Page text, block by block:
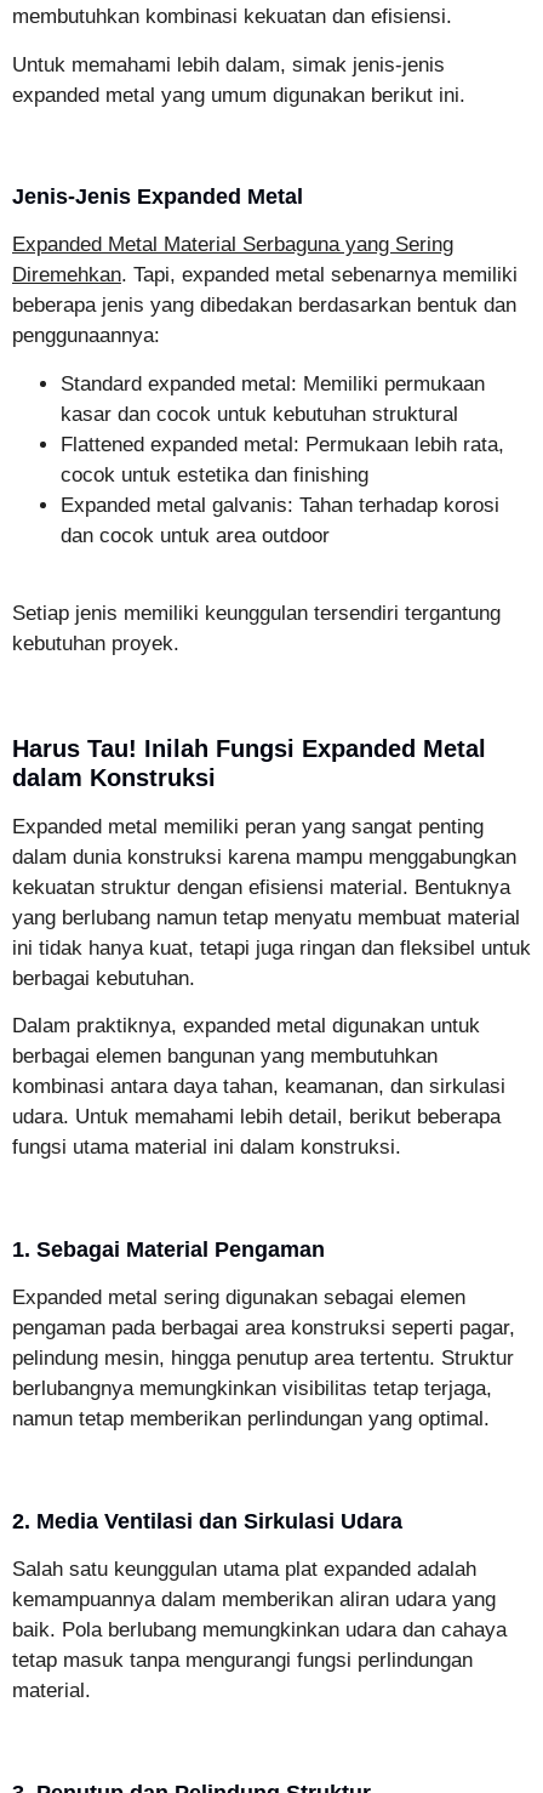
membutuhkan kombinasi kekuatan dan efisiensi.
Untuk memahami lebih dalam, simak jenis-jenis
expanded metal yang umum digunakan berikut ini.
Jenis-Jenis Expanded Metal
Expanded Metal Material Serbaguna yang Sering
Diremehkan. Tapi, expanded metal sebenarnya memiliki
beberapa jenis yang dibedakan berdasarkan bentuk dan
penggunaannya:
Standard expanded metal: Memiliki permukaan
kasar dan cocok untuk kebutuhan struktural
Flattened expanded metal: Permukaan lebih rata,
cocok untuk estetika dan finishing
Expanded metal galvanis: Tahan terhadap korosi
dan cocok untuk area outdoor
Setiap jenis memiliki keunggulan tersendiri tergantung
kebutuhan proyek.
Harus Tau! Inilah Fungsi Expanded Metal
dalam Konstruksi
Expanded metal memiliki peran yang sangat penting
dalam dunia konstruksi karena mampu menggabungkan
kekuatan struktur dengan efisiensi material. Bentuknya
yang berlubang namun tetap menyatu membuat material
ini tidak hanya kuat, tetapi juga ringan dan fleksibel untuk
berbagai kebutuhan.
Dalam praktiknya, expanded metal digunakan untuk
berbagai elemen bangunan yang membutuhkan
kombinasi antara daya tahan, keamanan, dan sirkulasi
udara. Untuk memahami lebih detail, berikut beberapa
fungsi utama material ini dalam konstruksi.
1. Sebagai Material Pengaman
Expanded metal sering digunakan sebagai elemen
pengaman pada berbagai area konstruksi seperti pagar,
pelindung mesin, hingga penutup area tertentu. Struktur
berlubangnya memungkinkan visibilitas tetap terjaga,
namun tetap memberikan perlindungan yang optimal.
2. Media Ventilasi dan Sirkulasi Udara
Salah satu keunggulan utama plat expanded adalah
kemampuannya dalam memberikan aliran udara yang
baik. Pola berlubang memungkinkan udara dan cahaya
tetap masuk tanpa mengurangi fungsi perlindungan
material.